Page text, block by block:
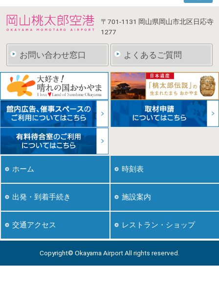
〒701-1131 岡山県岡山市北区日応寺
1277
お問い合わせ窓口 よくあるご質問
ホーム 時刻表
出発・到着手続き 施設案内
レストラン・ショップ
交通アクセス
Copyright© Okayama Airport All rights reserved.